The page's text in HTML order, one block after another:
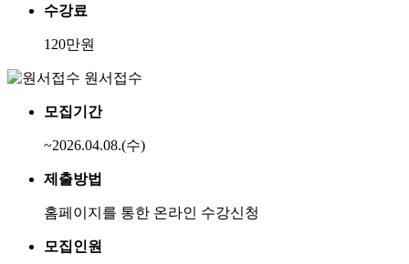
수강료
120만원
원서접수
모집기간
~2026.04.08.(수)
제출방법
홈페이지를 통한 온라인 수강신청
모집인원